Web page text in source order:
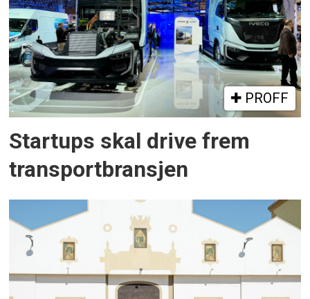
PROFF
Startups skal drive frem
transportbransjen